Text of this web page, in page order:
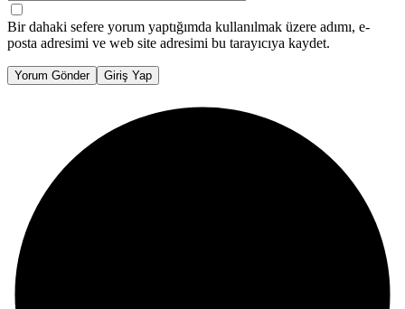
Bir dahaki sefere yorum yaptığımda kullanılmak üzere adımı, e-
posta adresimi ve web site adresimi bu tarayıcıya kaydet.
Yorum Gönder Giriş Yap